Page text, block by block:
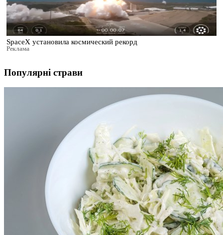
SpaceX установила космический рекорд
Реклама
Популярні страви